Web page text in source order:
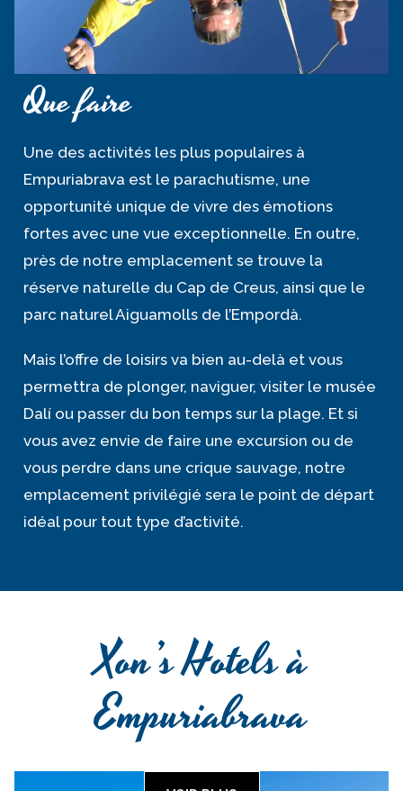
Que faire
Une des activités les plus populaires à
Empuriabrava est le parachutisme, une
opportunité unique de vivre des émotions
fortes avec une vue exceptionnelle. En outre,
près de notre emplacement se trouve la
réserve naturelle du Cap de Creus, ainsi que le
parc naturel Aiguamolls de l’Empordà.
Mais l’offre de loisirs va bien au-delà et vous
permettra de plonger, naviguer, visiter le musée
Dalí ou passer du bon temps sur la plage. Et si
vous avez envie de faire une excursion ou de
vous perdre dans une crique sauvage, notre
emplacement privilégié sera le point de départ
idéal pour tout type d’activité.
Xon’s Hotels à
Empuriabrava